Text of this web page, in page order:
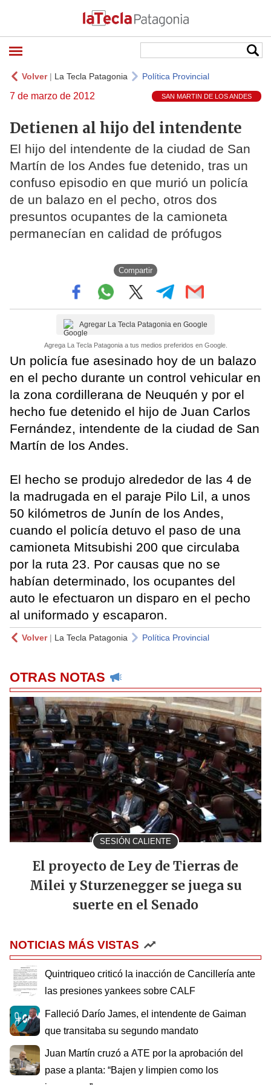
Volver| La Tecla Patagonia Política Provincial
7 de marzo de 2012 SAN MARTIN DE LOS ANDES
Detienen al hijo del intendente
El hijo del intendente de la ciudad de San
Martín de los Andes fue detenido, tras un
confuso episodio en que murió un policía
de un balazo en el pecho, otros dos
presuntos ocupantes de la camioneta
permanecían en calidad de prófugos
Compartir
Agregar La Tecla Patagonia en Google
Agrega La Tecla Patagonia a tus medios preferidos en Google.
Un policía fue asesinado hoy de un balazo
en el pecho durante un control vehicular en
la zona cordillerana de Neuquén y por el
hecho fue detenido el hijo de Juan Carlos
Fernández, intendente de la ciudad de San
Martín de los Andes.
El hecho se produjo alrededor de las 4 de
la madrugada en el paraje Pilo Lil, a unos
50 kilómetros de Junín de los Andes,
cuando el policía detuvo el paso de una
camioneta Mitsubishi 200 que circulaba
por la ruta 23. Por causas que no se
habían determinado, los ocupantes del
auto le efectuaron un disparo en el pecho
al uniformado y escaparon.
Volver| La Tecla Patagonia Política Provincial
OTRAS NOTAS
SESIÓN CALIENTE
El proyecto de Ley de Tierras de
Milei y Sturzenegger se juega su
suerte en el Senado
NOTICIAS MÁS VISTAS
Quintriqueo criticó la inacción de Cancillería ante
las presiones yankees sobre CALF
Falleció Darío James, el intendente de Gaiman
que transitaba su segundo mandato
Juan Martín cruzó a ATE por la aprobación del
pase a planta: “Bajen y limpien como los